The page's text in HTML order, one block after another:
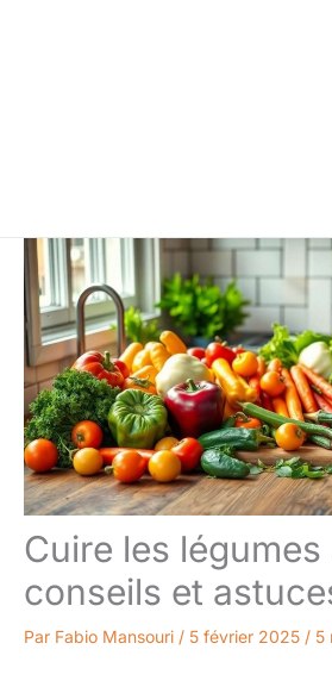
Cuire les
conseils et
Par Fabio Mansouri / 5 février 2025 / 5